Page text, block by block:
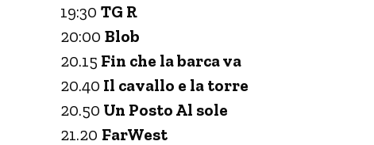
19:30 TG R
20:00 Blob
20.15 Fin che la barca va
20.40 Il cavallo e la torre
20.50 Un Posto Al sole
21.20 FarWest